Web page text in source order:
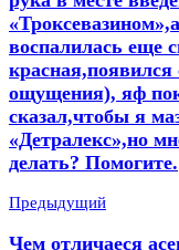
воспалилась еще
ощущения), яф
сказал,чтобы я
«Детралекс»,но
делать? Помогите.
Предыдущий
Чем отличаеся